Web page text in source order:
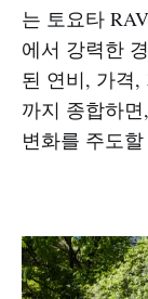
는 토요타
에서 강력한
된 연비, 가격
까지 종합하
변화를 주도